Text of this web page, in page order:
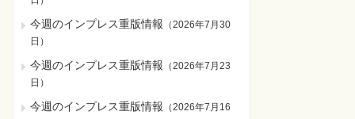
今週のインプレス重版情報 （2026年7月30
日 ）
今週のインプレス重版情報 （2026年7月23
日 ）
今週のインプレス重版情報 （2026年7月16